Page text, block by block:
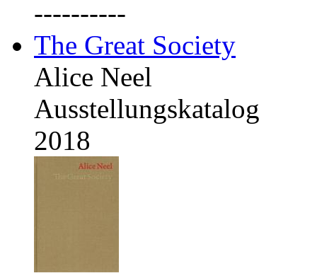
----------
The Great Society
Alice Neel
Ausstellungskatalog
2018